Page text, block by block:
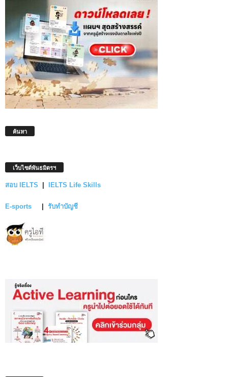
ค้นหา
เว็บไซต์พันธมิตรฯ
สอบ IELTS IELTS Life Skills
E-sports รับทำบัญชี